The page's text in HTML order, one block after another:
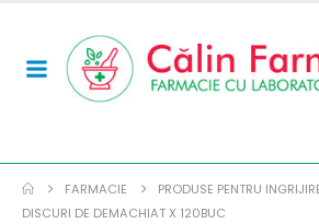
FARMACIE PRODUSE PENTRU
DISCURI DE DEMACHIAT X 120BUC